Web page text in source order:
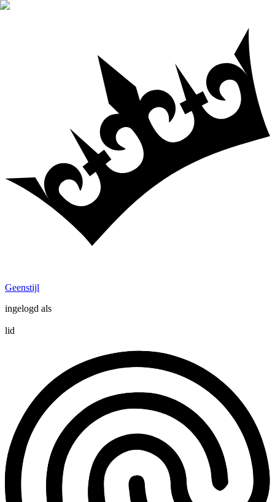
Geenstijl
ingelogd als
lid